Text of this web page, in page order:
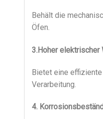
Behält die
Öfen.
3.Hoher elektrischer
Bietet eine
Verarbeitung.
4.